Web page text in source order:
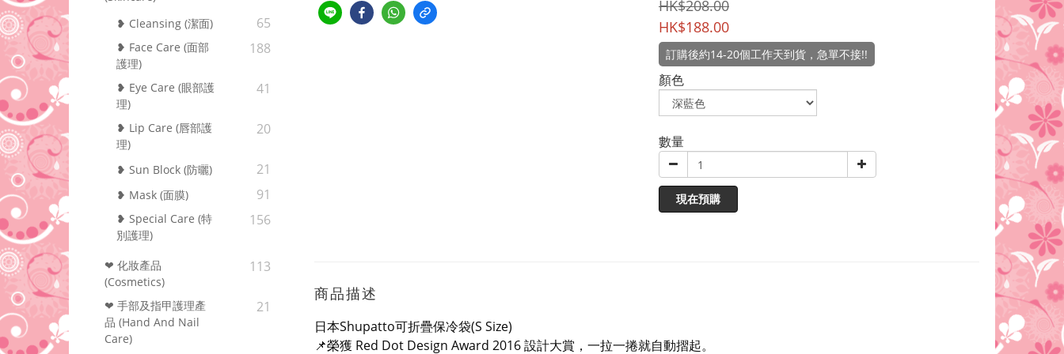
❥ Cleansing (潔面)
65
❥ Face Care (面部
護理)
188
❥ Eye Care (眼部護
理)
41
❥ Lip Care (唇部護
理)
20
❥ Sun Block (防曬) 21
❥ Mask (面膜) 91
❥ Special Care (特
別護理)
156
❤ 化妝產品
(Cosmetics)
113
❤ 手部及指甲護理產
品 (Hand And Nail
Care)
21
HK$208.00
HK$188.00
訂購後約14-20個工作天到貨，急單不接!!
顏色
數量
現在預購
商品描述
日本Shupatto可折疊保冷袋(S Size)
📌榮獲 Red Dot Design Award 2016 設計大賞，一拉一捲就自動摺起。